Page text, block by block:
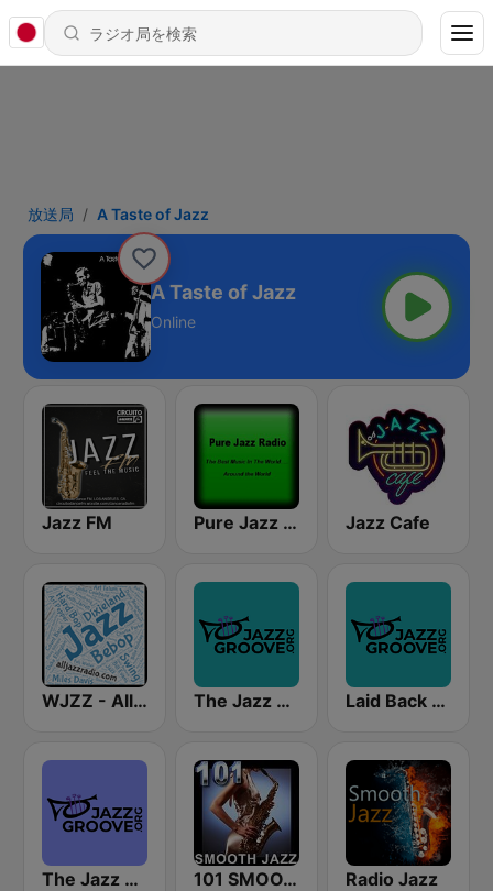
放送局 A Taste of Jazz
A Taste of Jazz
Online
Jazz FM Pure Jazz Radio Jazz Cafe
WJZZ - All Jazz Radio The Jazz Groove Mix #2 Laid Back Jazz
The Jazz Groove (Mix #1) 101 SMOOTH JAZZ Radio Jazz